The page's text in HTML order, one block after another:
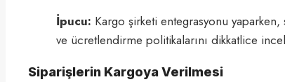
İpucu: Kargo şirketi entegrasyonu
ve ücretlendirme politikalarını dikkatlice
Siparişlerin Kargoya Verilmesi